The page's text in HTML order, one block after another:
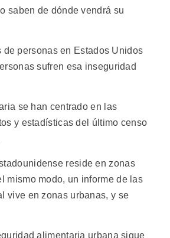
saben de dónde vendrá su
personas en Estados Unidos
sufren esa inseguridad
se han centrado en las
y estadísticas del último censo
reside en zonas
mismo modo, un informe de las
vive en zonas urbanas, y se
alimentaria urbana sigue